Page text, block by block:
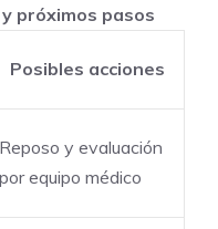
próximos pasos
Posibles acciones
Reposo y evaluación
por equipo médico